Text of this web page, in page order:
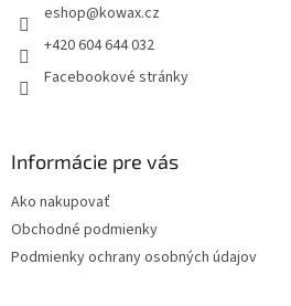
eshop@kowax.cz
+420 604 644 032
Facebookové stránky
Informácie pre vás
Ako nakupovať
Obchodné podmienky
Podmienky ochrany osobných údajov